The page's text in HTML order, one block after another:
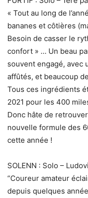
« Tout au long de
bananes et côtières
Besoin de casser le
confort » … Un beau
souvent engagé, avec
affûtés, et beaucoup
Tous ces ingrédients
2021 pour les 400
Donc hâte de
nouvelle formule des
cette année !
SOLENN : Solo –
“Coureur amateur
depuis quelques